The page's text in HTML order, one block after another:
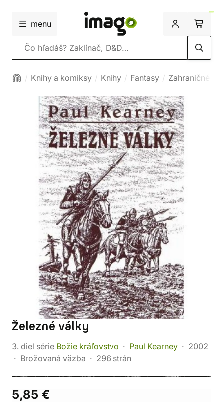
menu
Vyhľadávanie
Knihy a komiksy Knihy Fantasy Zahraničné
Železné války
3. diel série Božie kráľovstvo Paul Kearney
2002
Brožovaná väzba
296 strán
5,85 €